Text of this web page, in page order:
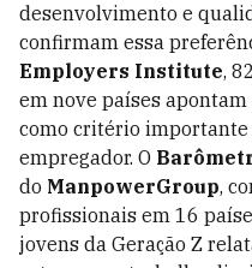
desenvolvimento e
confirmam essa
Employers Institute,
em nove países
como critério importante
empregador. O
do ManpowerGroup,
profissionais em 16
jovens da Geração Z